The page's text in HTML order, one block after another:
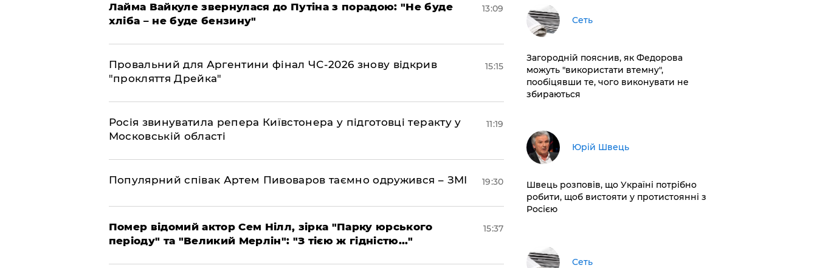
Лайма Вайкуле звернулася до Путіна з порадою: "Не буде
хліба – не буде бензину"
13:09
Провальний для Аргентини фінал ЧС-2026 знову відкрив
"прокляття Дрейка"
15:15
Росія звинуватила репера Київстонера у підготовці теракту у
Московській області
11:19
Популярний співак Артем Пивоваров таємно одружився – ЗМІ 19:30
Помер відомий актор Сем Нілл, зірка "Парку юрського
періоду" та "Великий Мерлін": "З тією ж гідністю..."
15:37
Сеть
Загородній пояснив, як Федорова
можуть "використати втемну",
пообіцявши те, чого виконувати не
збираються
Юрій Швець
Швець розповів, що Україні потрібно
робити, щоб вистояти у протистоянні з
Росією
Сеть